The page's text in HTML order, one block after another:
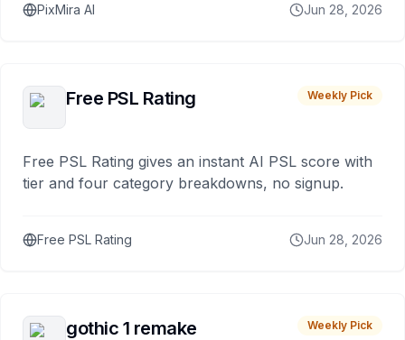
PixMira AI Jun 28, 2026
Free PSL Rating Weekly Pick
Free PSL Rating gives an instant AI PSL score with
tier and four category breakdowns, no signup.
Free PSL Rating Jun 28, 2026
gothic 1 remake Weekly Pick